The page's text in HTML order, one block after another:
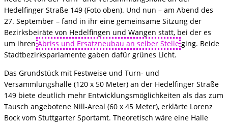
Hedelfinger Straße 149 (Foto oben). Und nun – am Abend des
27. September – fand in ihr eine gemeinsame Sitzung der
Bezirksbeiräte von Hedelfingen und Wangen statt, bei der es
um ihrenAbriss und Ersatzneubau an selber Stelleging. Beide
Stadtbezirksparlamente gaben dafür grünes Licht.
Das Grundstück mit Festweise und Turn- und
Versammlungshalle (120 x 50 Meter) an der Hedelfinger Straße
149 biete deutlich mehr Entwicklungsmöglichkeiten als das zum
Tausch angebotene Nill-Areal (60 x 45 Meter), erklärte Lorenz
Bock vom Stuttgarter Sportamt. Theoretisch wäre eine Halle